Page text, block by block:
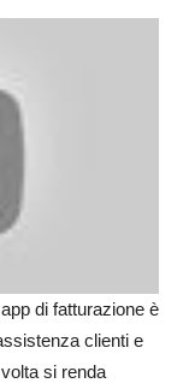
di fatturazione è
clienti e
si renda